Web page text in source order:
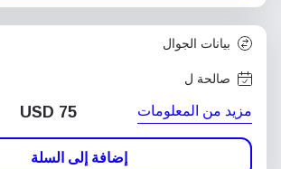
بيانات الجوال
صالحة ل
مزيد من المعلومات USD 75
إضافة إلى السلة